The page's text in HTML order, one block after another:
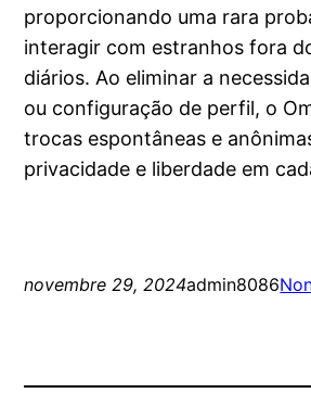
proporcionando uma rara
interagir com estranhos fora
diários. Ao eliminar a
ou configuração de perfil, o
trocas espontâneas e
privacidade e liberdade em
novembre 29, 2024admin8086